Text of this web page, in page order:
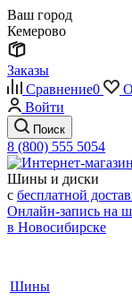
Ваш город
Кемерово
Заказы
Сравнение0
Войти
Поиск
8 (800) 555 5054
Шины и диски
с бесплатной
Онлайн-запись на
в Новосибирске
Шины